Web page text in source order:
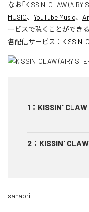
なお「KISSIN' CLAW (AIRY
MUSIC、 YouTube Music、
ービスで聴くことができる
各配信サービス： KISSIN'
1 ： KISSIN'
2 ： KISSIN' CLAW
sanapri